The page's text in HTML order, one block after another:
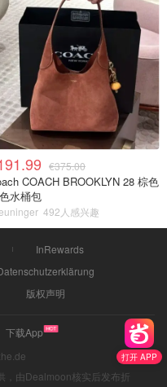
打开 APP
€375.00
COACH BROOKLYN 28 棕色
水桶包
492人感兴趣
InRewards
版权声明
下载App
，由Dealmoon核实后发布折